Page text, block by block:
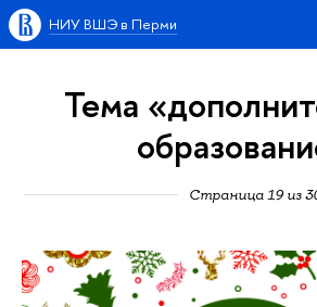
НИУ ВШЭ в Перми
Тема
Страница 19 из